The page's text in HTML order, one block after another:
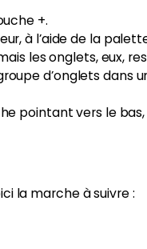
+.
à l’aide de la
les onglets, eux,
d’onglets dans
pointant vers le
la marche à suivre :